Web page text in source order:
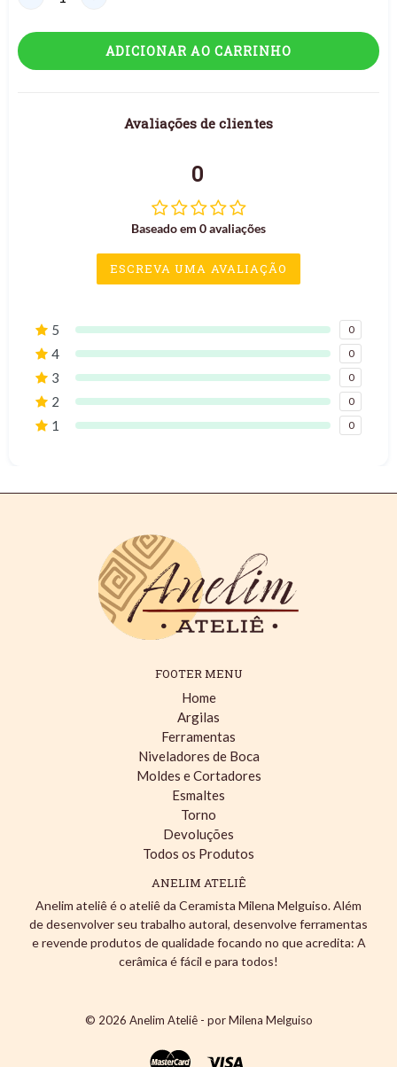
ADICIONAR AO CARRINHO
Avaliações de clientes
0
Baseado em 0 avaliações
ESCREVA UMA AVALIAÇÃO
5 0
4 0
3 0
2 0
1 0
FOOTER MENU
Home
Argilas
Ferramentas
Niveladores de Boca
Moldes e Cortadores
Esmaltes
Torno
Devoluções
Todos os Produtos
ANELIM ATELIÊ
Anelim ateliê é o ateliê da Ceramista Milena Melguiso. Além
de desenvolver seu trabalho autoral, desenvolve ferramentas
e revende produtos de qualidade focando no que acredita: A
cerâmica é fácil e para todos!
© 2026 Anelim Ateliê - por Milena Melguiso